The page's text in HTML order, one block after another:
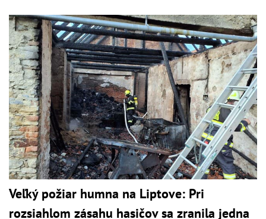
Veľký požiar humna na Liptove: Pri
rozsiahlom zásahu hasičov sa zranila jedna